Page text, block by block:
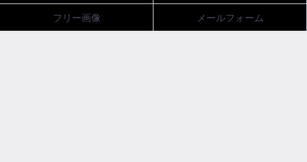
フリー画像 メールフォーム